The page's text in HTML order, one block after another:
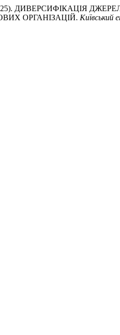
(2025). ДИВЕРСИФІКАЦІЯ
ОРГАНІЗАЦІЙ. Київський